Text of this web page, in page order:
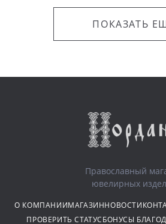
ПОКАЗАТЬ
Православный
ювелирных
О КОМПАНИИМАГАЗИННОВОСТИ
ПРОВЕРИТЬ СТАТУСБОНУСЫ БЛАГО